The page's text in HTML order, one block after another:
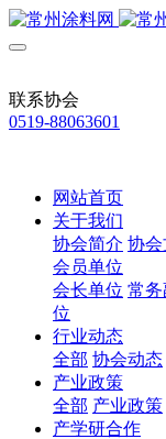
联系协会
0519-88063601
网站首页
关于我们
协会简介 协
会员单位
会长单位 常务
位
行业动态
全部 协会动态
产业政策
全部 产业政策
产学研合作